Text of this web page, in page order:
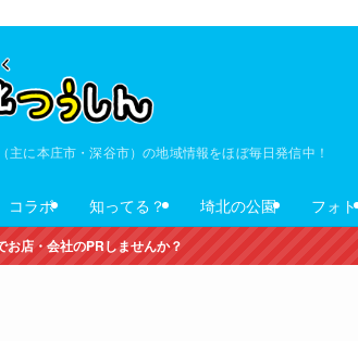
に本庄市・深谷市）の地域情報をほぼ毎日発信中！
コラボ 知ってる？ 埼北の公園 フォト
店・会社のPRしませんか？